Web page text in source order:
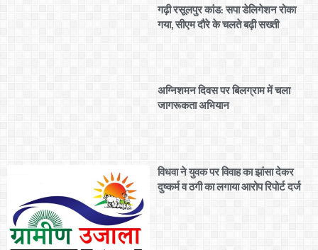
गढ़ी रसूलपुर कांड: सपा डेलिगेशन रोका
गया, सीएम दौरे के चलते बढ़ी सख्ती
अग्निशमन दिवस पर बिलग्राम में चला
जागरूकता अभियान
विधवा ने युवक पर विवाह का झांसा देकर
दुष्कर्म व ठगी का लगाया आरोप रिपोर्ट दर्ज